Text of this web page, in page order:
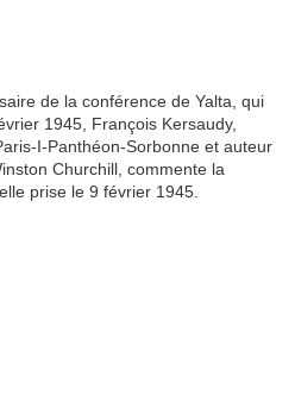
de la conférence de Yalta, qui
1945, François Kersaudy,
I-Panthéon-Sorbonne et auteur
Churchill, commente la
prise le 9 février 1945.